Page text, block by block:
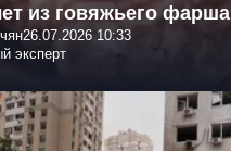
из говяжьего фарша
26.07.2026 10:33
эксперт